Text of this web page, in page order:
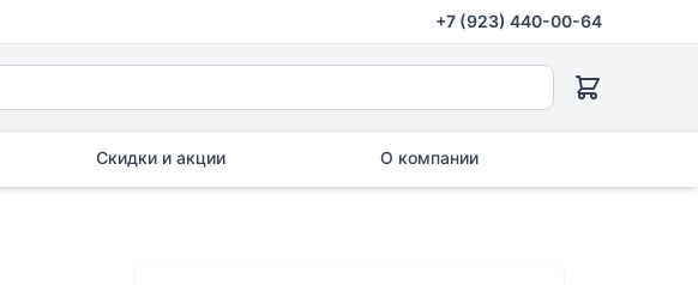
+7 (923) 440-00-64
Скидки и акции О компании